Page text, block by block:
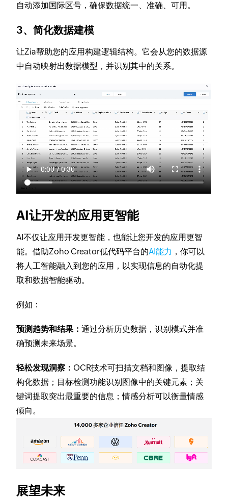
自动添加国际区号，确保数据统一、准确、可用。
3、简化数据建模
让Zia帮助您的应用构建逻辑结构。它会从您的数据源
中自动映射出数据模型，并识别其中的关系。
AI让开发的应用更智能
AI不仅让应用开发更智能，也能让您开发的应用更智
能。借助Zoho Creator低代码平台的AI能力 ，你可以
将人工智能融入到您的应用，以实现信息的自动化提
取和数据智能驱动。
例如：
预测趋势和结果：通过分析历史数据，识别模式并准
确预测未来场景。
轻松发现洞察： OCR技术可扫描文档和图像，提取结
构化数据；目标检测功能识别图像中的关键元素；关
键词提取突出最重要的信息；情感分析可以衡量情感
倾向。
展望未来